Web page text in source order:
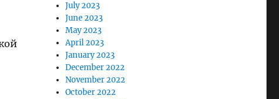
July 2023
June 2023
May 2023
April 2023
January 2023
December 2022
November 2022
October 2022